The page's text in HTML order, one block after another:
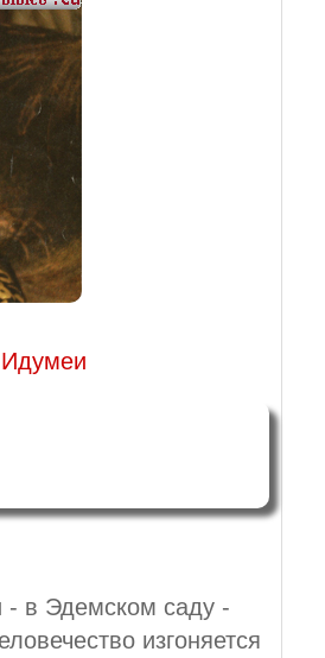
- в Эдемском саду -
изгоняется